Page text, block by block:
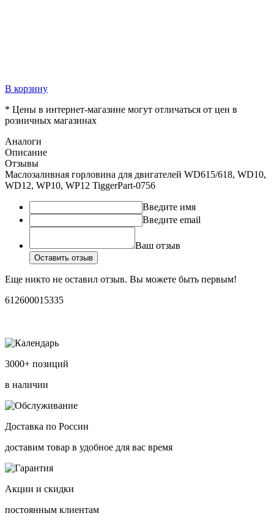
В корзину
* Цены в интернет-магазине могут отличаться от цен в
розничных магазинах
Аналоги
Описание
Отзывы
Маслозаливная горловина для двигателей WD615/618, WD10,
WD12, WP10, WP12 TiggerPart-0756
Введите имя
Введите email
Ваш отзыв
Оставить отзыв
Еще никто не оставил отзыв. Вы можете быть первым!
612600015335
3000+ позиций
в наличии
Доставка по России
доставим товар в удобное для вас время
Акции и скидки
постоянным клиентам